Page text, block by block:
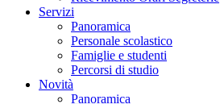
Servizi
Panoramica
Personale scolastico
Famiglie e studenti
Percorsi di studio
Novità
Panoramica